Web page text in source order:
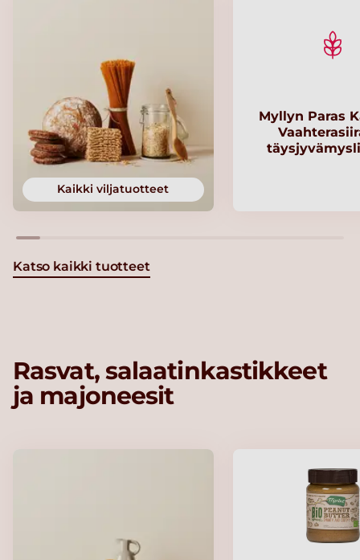
Kaikki viljatuotteet
Myllyn Paras
Katso kaikki tuotteet
Rasvat, salaatinkastikkeet
ja majoneesit